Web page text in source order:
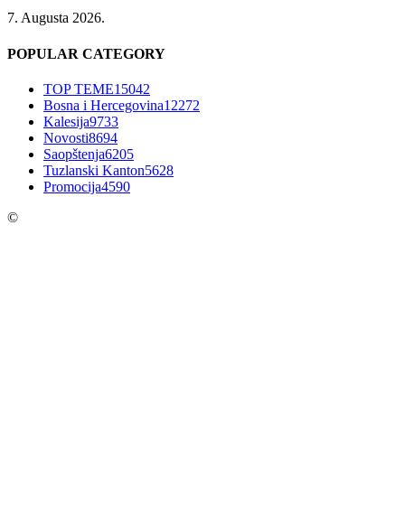
7. Augusta 2026.
POPULAR CATEGORY
TOP TEME15042
Bosna i Hercegovina12272
Kalesija9733
Novosti8694
Saopštenja6205
Tuzlanski Kanton5628
Promocija4590
©